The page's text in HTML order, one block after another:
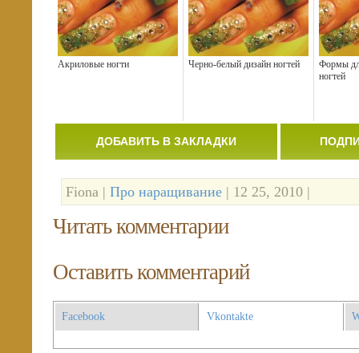
Акриловые ногти Черно-белый дизайн ногтей
Формы
ногтей
ДОБАВИТЬ В ЗАКЛАДКИ
Fiona | Про наращивание | 12 25, 2010 |
Читать комментарии
Оставить комментарий
Facebook Vkontakte